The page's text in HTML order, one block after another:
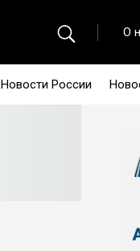
О
Новости России